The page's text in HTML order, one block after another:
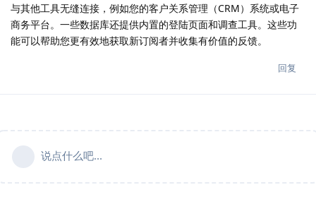
与其他工具无缝连接，例如您的客户关系管理（CRM）系统或电子
商务平台。一些数据库还提供内置的登陆页面和调查工具。这些功
能可以帮助您更有效地获取新订阅者并收集有价值的反馈。
回复
说点什么吧...